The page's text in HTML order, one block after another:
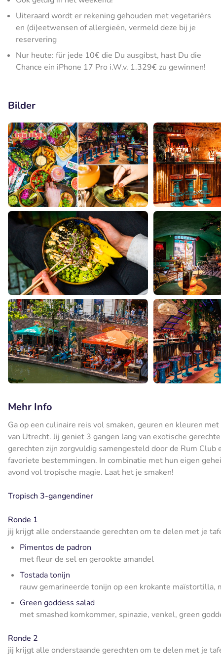
Uiteraard wordt er rekening gehouden met vegetariërs
en (di)eetwensen of allergieën, vermeld deze bij je
reservering
Nur heute: für jede 10€ die Du ausgibst, hast Du die
Chance ein iPhone 17 Pro i.W.v. 1.329€ zu gewinnen!
Bilder
Mehr Info
Ga op een culinaire reis vol smaken, geuren en kleuren
van Utrecht. Jij geniet 3 gangen lang van exotische
gerechten zijn zorgvuldig samengesteld door de Rum
favoriete bestemmingen. In combinatie met hun eigen
avond vol tropische magie. Laat het je smaken!
Tropisch 3-gangendiner
Ronde 1
jij krijgt alle onderstaande gerechten om te delen met je
Pimentos de padron
met fleur de sel en gerookte amandel
Tostada tonijn
rauw gemarineerde tonijn op een krokante maïstortilla,
Green goddess salad
met smashed komkommer, spinazie, venkel, green
Ronde 2
jij krijgt alle onderstaande gerechten om te delen met je